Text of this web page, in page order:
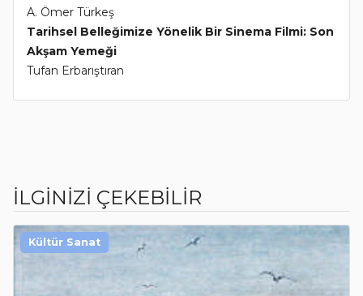
A. Ömer Türkeş
Tarihsel Belleğimize Yönelik Bir Sinema Filmi: Son
Akşam Yemeği
Tufan Erbarıştıran
İLGİNİZİ ÇEKEBİLİR
Kültür Sanat